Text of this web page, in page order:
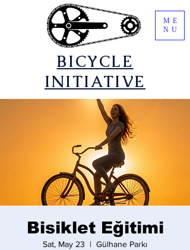
​BICYCLE
INITIATIVE
ME
NU
Bisiklet Eğitimi
Sat, May 23
  |
Gülhane Parkı